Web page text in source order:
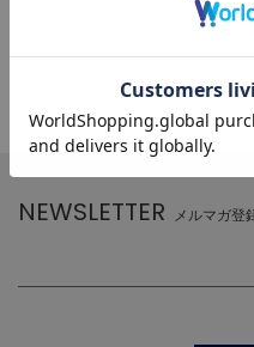
NEWSLETTER メルマガ登